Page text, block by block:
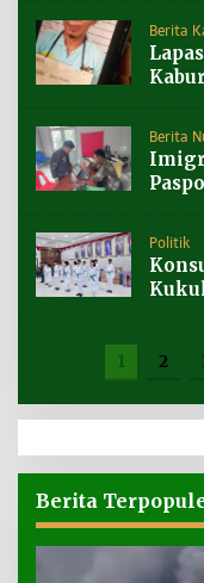
Berita
Berita
Politik
1 2
Berita